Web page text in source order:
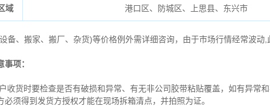
域 港口区、防城区、上思县、东兴市
备、搬家、搬厂、杂货)等价格例外需详细咨询，由于市场行情经常波动,
事项：
收货时要检查是否有破损和异常、有无非公司胶带粘贴覆盖，如有异常
必须得到发货方授权才能在现场拆箱清点，并拍照为证。